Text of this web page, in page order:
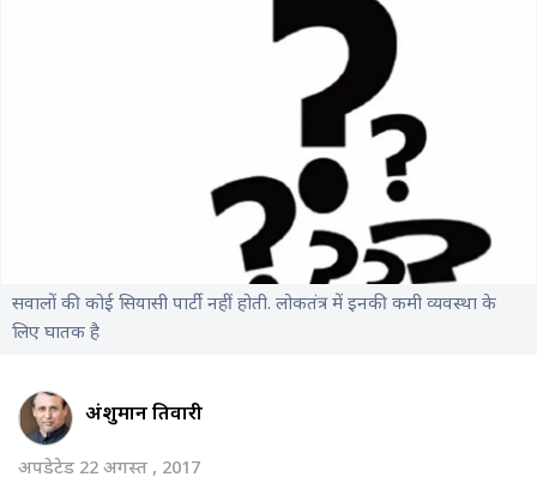
सवालों की कोई सियासी पार्टी नहीं होती. लोकतंत्र में इनकी कमी व्यवस्था के
लिए घातक है
अंशुमान तिवारी
अपडेटेड 22 अगस्त , 2017